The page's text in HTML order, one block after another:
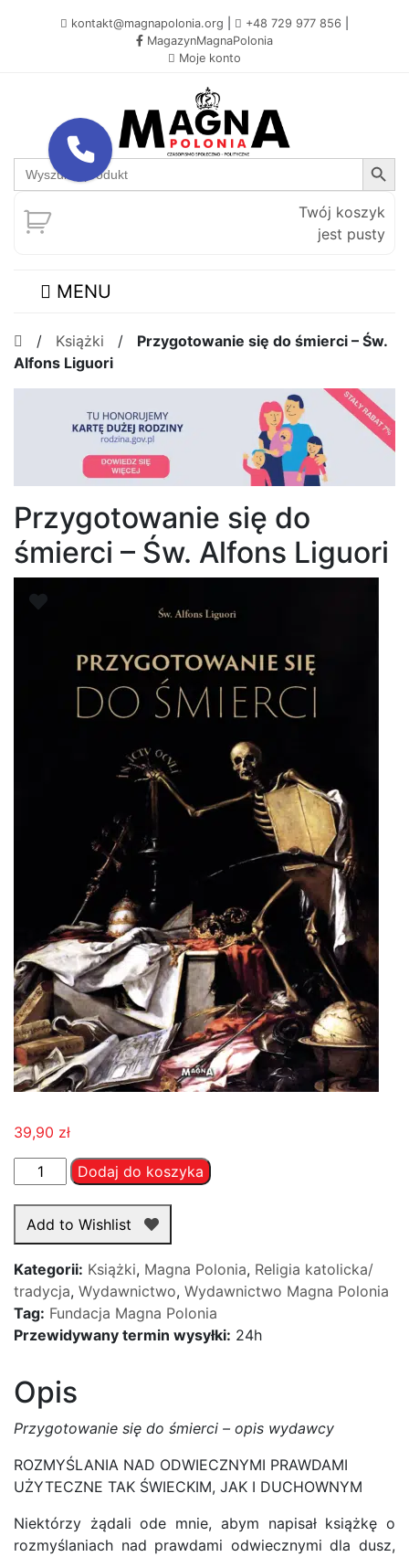
kontakt@magnapolonia.org +48 729 977 856
MagazynMagnaPolonia
Moje konto
Search
for:
Search Button
Twój koszyk
jest pusty
MENU
/ Książki / Przygotowanie się do śmierci – Św.
Alfons Liguori
Przygotowanie się do
śmierci – Św. Alfons Liguori
39,90 zł
ilość
Przygotowanie
się
do
-
Św.
Alfons
Liguori
Dodaj do koszyka
Add to Wishlist
Kategorii: Książki, Magna Polonia, Religia katolicka/
tradycja, Wydawnictwo, Wydawnictwo Magna Polonia
Tag: Fundacja Magna Polonia
Przewidywany termin wysyłki: 24h
Opis
Przygotowanie się do śmierci – opis wydawcy
ROZMYŚLANIA NAD ODWIECZNYMI PRAWDAMI
UŻYTECZNE TAK ŚWIECKIM, JAK I DUCHOWNYM
Niektórzy żądali ode mnie, abym napisał książkę o
rozmyślaniach nad prawdami odwiecznymi dla dusz,